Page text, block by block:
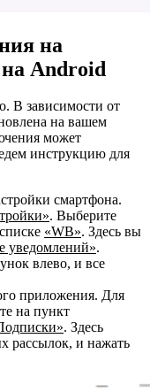
на
Android
В зависимости от
на вашем
может
инструкцию для
смартфона.
. Выберите
«WB». Здесь вы
уведомлений».
влево, и все
приложения. Для
на пункт
. Здесь
рассылок, и нажать